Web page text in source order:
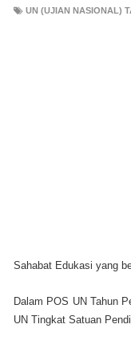
UN (UJIAN NASIONAL)
Sahabat Edukasi yang
Dalam POS UN Tahun
UN Tingkat Satuan